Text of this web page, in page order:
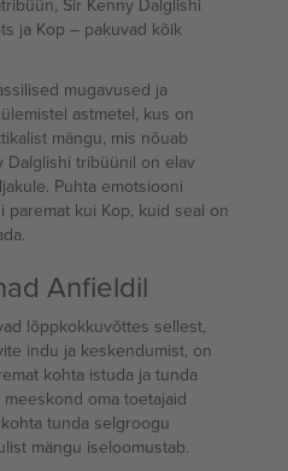
Sir Kenny Dalglishi
ja Kop – pakuvad kõik
mugavused ja
astmetel, kus on
mängu, mis nõuab
Dalglishi tribüünil on elav
Puhta emotsiooni
paremat kui Kop, kuid seal on
Anfieldil
lõppkokkuvõttes sellest,
indu ja keskendumist, on
kohta istuda ja tunda
oma toetajaid
tunda selgroogu
mängu iseloomustab.